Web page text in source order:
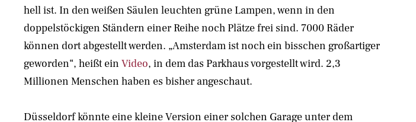
hell ist. In den weißen Säulen leuchten grüne Lampen, wenn in den
doppelstöckigen Ständern einer Reihe noch Plätze frei sind. 7000 Räder
können dort abgestellt werden. „Amsterdam ist noch ein bisschen großartiger
geworden“, heißt ein Video, in dem das Parkhaus vorgestellt wird. 2,3
Millionen Menschen haben es bisher angeschaut.
Düsseldorf könnte eine kleine Version einer solchen Garage unter dem